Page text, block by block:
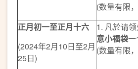
(数量有限
正月初一至正月十六
(2024年2月10日至2月
25日)
1. 凡於请
意小福袋一
(数量有限